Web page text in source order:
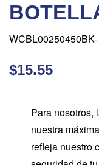
WCBL00250450BK-
$15.55
Para nosotros,
nuestra
refleja nuestro